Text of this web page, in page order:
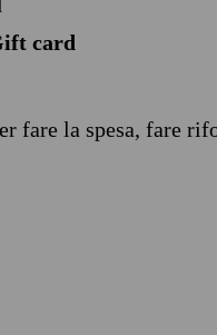
card
fare la spesa, fare